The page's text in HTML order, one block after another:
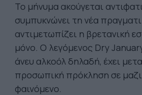
Το μήνυμα ακούγεται
συμπυκνώνει τη νέα
αντιμετωπίζει η βρετανική
μόνο. Ο λεγόμενος Dry
άνευ αλκοόλ δηλαδή, έχει
προσωπική πρόκληση σε
φαινόμενο.